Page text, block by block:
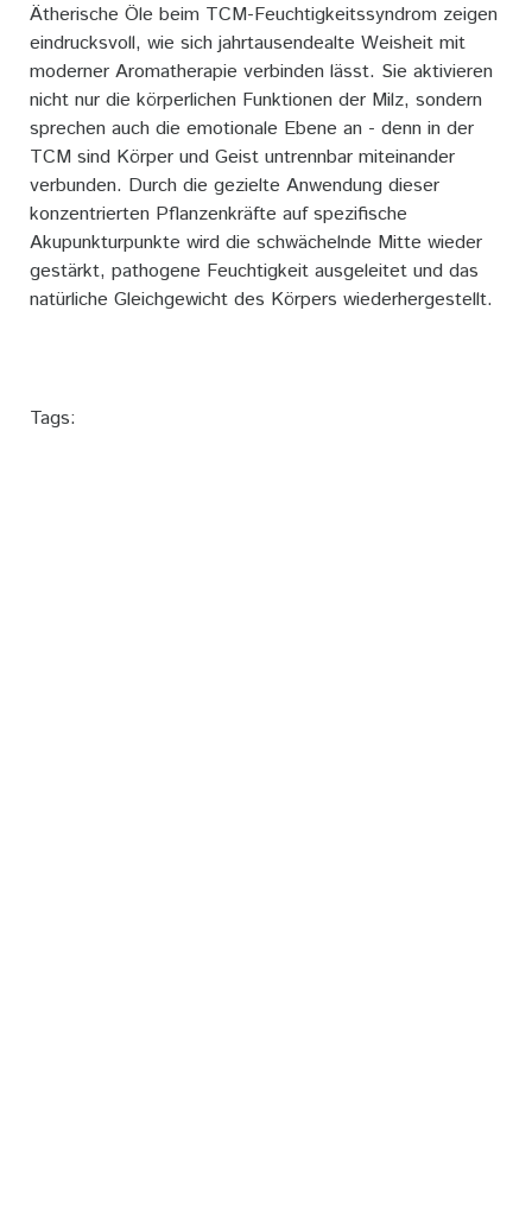
Ätherische Öle beim TCM-Feuchtigkeitssyndrom zeigen
eindrucksvoll, wie sich jahrtausendealte Weisheit mit
moderner Aromatherapie verbinden lässt. Sie aktivieren
nicht nur die körperlichen Funktionen der Milz, sondern
sprechen auch die emotionale Ebene an - denn in der
TCM sind Körper und Geist untrennbar miteinander
verbunden. Durch die gezielte Anwendung dieser
konzentrierten Pflanzenkräfte auf spezifische
Akupunkturpunkte wird die schwächelnde Mitte wieder
gestärkt, pathogene Feuchtigkeit ausgeleitet und das
natürliche Gleichgewicht des Körpers wiederhergestellt.
Tags: